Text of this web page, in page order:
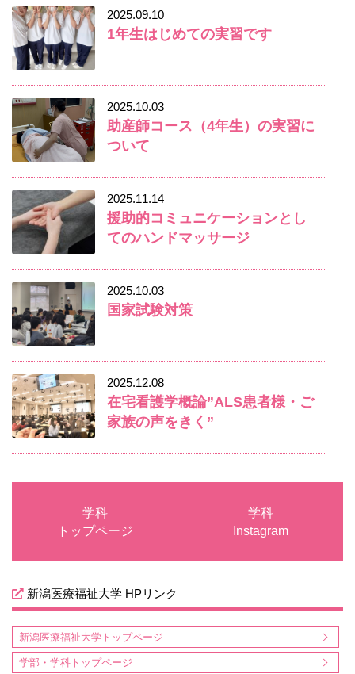
2025.09.10
1年生はじめての実習です
2025.10.03
助産師コース（4年生）の実習に
ついて
2025.11.14
援助的コミュニケーションとし
てのハンドマッサージ
2025.10.03
国家試験対策
2025.12.08
在宅看護学概論”ALS患者様・ご
家族の声をきく”
学科
トップページ
学科
Instagram
新潟医療福祉大学 HPリンク
新潟医療福祉大学トップページ
学部・学科トップページ